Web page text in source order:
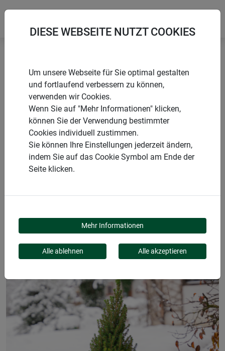
Startseite
Weitere Überwinterungshilfen
Deko-Filz-Topfschutz HELLO WINTER
PRODUKTE
DEKO-FILZ-
TOPFSCHUTZ HELLO
WINTER
DIESE WEBSEITE NUTZT COOKIES
Um unsere Webseite für Sie optimal gestalten
und fortlaufend verbessern zu können,
verwenden wir Cookies.
Wenn Sie auf "Mehr Informationen" klicken,
können Sie der Verwendung bestimmter
Cookies individuell zustimmen.
Sie können Ihre Einstellungen jederzeit ändern,
indem Sie auf das Cookie Symbol am Ende der
Seite klicken.
Mehr Informationen
Alle ablehnen Alle akzeptieren